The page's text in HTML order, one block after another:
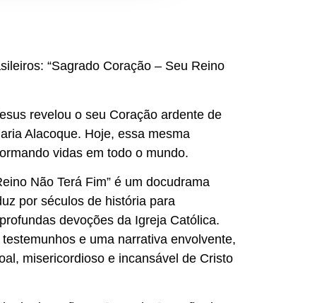
“Sagrado Coração – Seu Reino
revelou o seu Coração ardente de
Alacoque. Hoje, essa mesma
vidas em todo o mundo.
Não Terá Fim” é um docudrama
por séculos de história para
devoções da Igreja Católica.
e uma narrativa envolvente,
misericordioso e incansável de Cristo